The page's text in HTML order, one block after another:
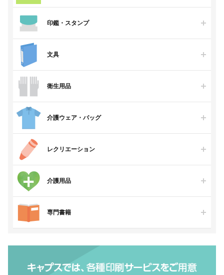
印鑑・スタンプ
文具
衛生用品
介護ウェア・バッグ
レクリエーション
介護用品
専門書籍